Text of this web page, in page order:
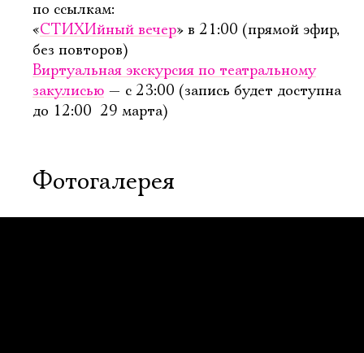
по ссылкам:
«СТИХИйный вечер» в 21:00 (прямой эфир,
без повторов)
Виртуальная экскурсия по театральному
закулисью — с 23:00 (запись будет доступна
до 12:00 29 марта)
Фотогалерея